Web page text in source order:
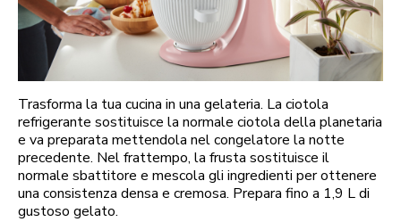
Trasforma la tua cucina in una gelateria. La ciotola
refrigerante sostituisce la normale ciotola della planetaria
e va preparata mettendola nel congelatore la notte
precedente. Nel frattempo, la frusta sostituisce il
normale sbattitore e mescola gli ingredienti per ottenere
una consistenza densa e cremosa. Prepara fino a 1,9 L di
gustoso gelato.